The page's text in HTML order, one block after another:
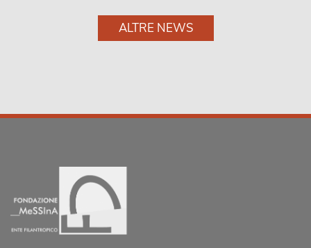
ALTRE NEWS